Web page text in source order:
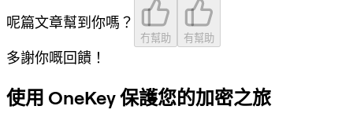
呢篇文章幫到你嗎？
冇幫助 有幫助
多謝你嘅回饋！
使用 OneKey 保護您的加密之旅